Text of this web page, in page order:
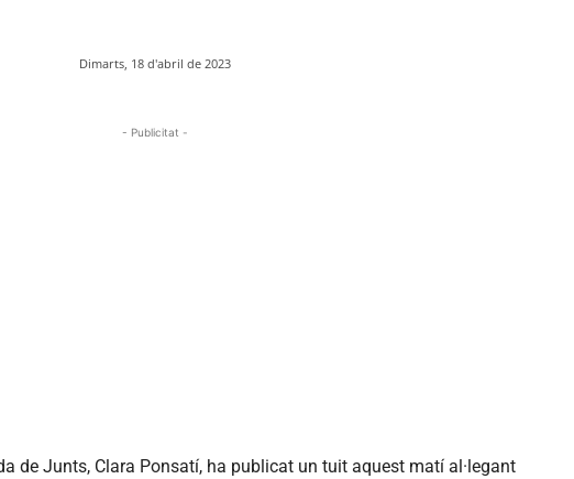
Dimarts, 18 d'abril de 2023
- Publicitat -
de Junts, Clara Ponsatí, ha publicat un tuit aquest matí al·legant